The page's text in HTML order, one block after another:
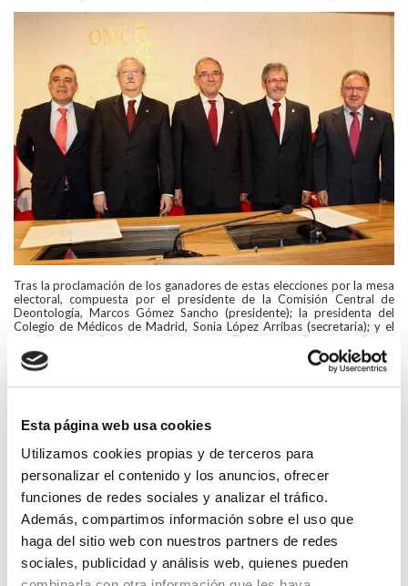
Esta página web usa cookies
Utilizamos cookies propias y de terceros para
personalizar el contenido y los anuncios, ofrecer
funciones de redes sociales y analizar el tráfico.
Además, compartimos información sobre el uso que
haga del sitio web con nuestros partners de redes
sociales, publicidad y análisis web, quienes pueden
Tras la proclamación de los ganadores de estas elecciones por la mesa
electoral, compuesta por el presidente de la Comisión Central de
Deontología, Marcos Gómez Sancho (presidente); la presidenta del
Colegio de Médicos de Madrid, Sonia López Arribas (secretaria); y el
presidente del Colegio de Médicos de Toledo, Luis Rodríguez Padial
(Vocal), se procedió a la toma de posesión de los cargos electos a fin de
dar continuidad a los trabajos que se llevan a cabo en esta corporación.
internacional a los 52 Colegios Oficiales de Médicos de España y tiene
como función la representación exclusiva, la ordenación y la defensa de
la profesión médica.
El CGCOM está compuesto por la Comisión Permanente: presidente,
vicepresidente, secretario, tesorero y vicesecretario, y por la Asamblea
General, máximo órgano rector del Consejo General e integrada por
todos los presidentes de Colegios Oficiales de Médicos, por los
miembros de la Comisión Permanente y por los representantes
nacionales de las secciones colegiales.
Madrid, 5 de julio de 2014